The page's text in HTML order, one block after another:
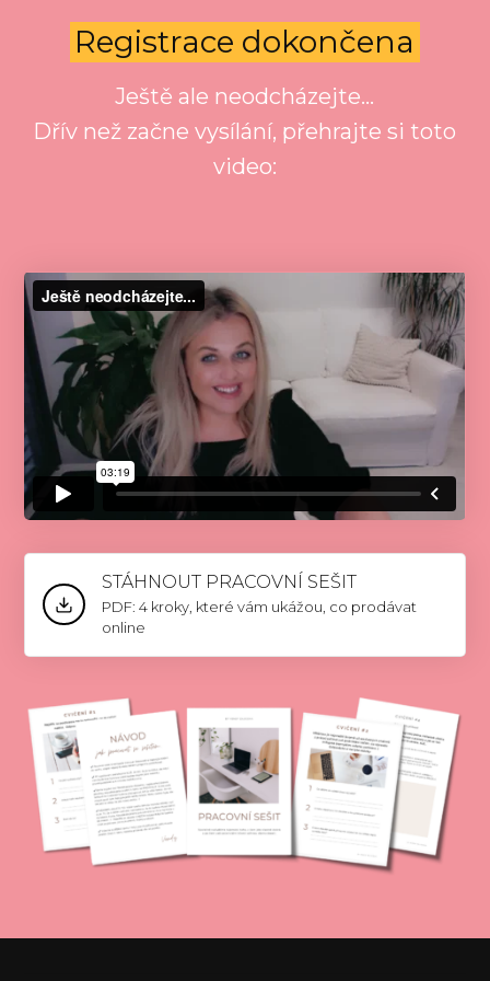
Registrace dokončena
Ještě ale neodcházejte...
Dřív než začne vysílání, přehrajte si toto
video:
STÁHNOUT PRACOVNÍ SEŠIT
PDF: 4 kroky, které vám ukážou, co prodávat
online